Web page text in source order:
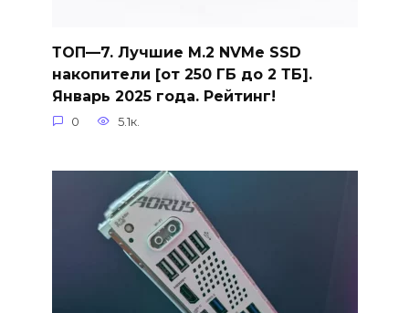
ТОП—7. Лучшие M.2 NVMe SSD
накопители [от 250 ГБ до 2 ТБ].
Январь 2025 года. Рейтинг!
0 5.1к.